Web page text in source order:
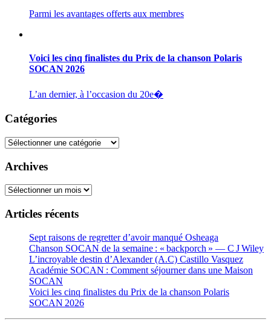
Parmi les avantages offerts aux membres
Voici les cinq finalistes du Prix de la chanson Polaris
SOCAN 2026
L’an dernier, à l’occasion du 20e�
Catégories
Catégories
Archives
Archives
Articles récents
Sept raisons de regretter d’avoir manqué Osheaga
Chanson SOCAN de la semaine : « backporch » — C J Wiley
L’incroyable destin d’Alexander (A.C) Castillo Vasquez
Académie SOCAN : Comment séjourner dans une Maison
SOCAN
Voici les cinq finalistes du Prix de la chanson Polaris
SOCAN 2026